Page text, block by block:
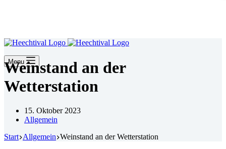
Menu
Weinstand an der
Wetterstation
15. Oktober 2023
Allgemein
Start Allgemein Weinstand an der Wetterstation